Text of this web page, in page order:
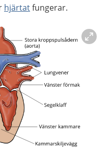
hjärtatfungerar.